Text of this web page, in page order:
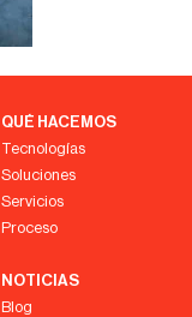
QUÉ HACEMOS
Tecnologías
Soluciones
Servicios
Proceso
NOTICIAS
Blog